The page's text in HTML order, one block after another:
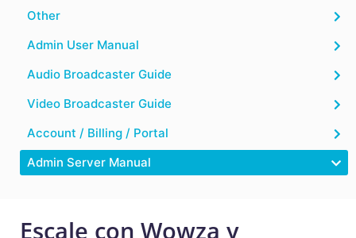
Other
Admin User Manual
Audio Broadcaster Guide
Video Broadcaster Guide
Account / Billing / Portal
Admin Server Manual
Escale con Wowza y